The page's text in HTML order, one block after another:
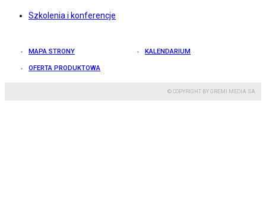
Szkolenia i konferencje
MAPA STRONY KALENDARIUM
OFERTA PRODUKTOWA
© COPYRIGHT BY GREMI MEDIA SA